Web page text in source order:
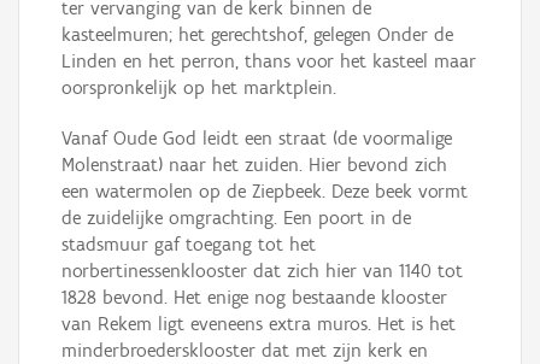
ter vervanging van de kerk binnen de
kasteelmuren; het gerechtshof, gelegen Onder de
Linden en het perron, thans voor het kasteel maar
oorspronkelijk op het marktplein.
Vanaf Oude God leidt een straat (de voormalige
Molenstraat) naar het zuiden. Hier bevond zich
een watermolen op de Ziepbeek. Deze beek vormt
de zuidelijke omgrachting. Een poort in de
stadsmuur gaf toegang tot het
norbertinessenklooster dat zich hier van 1140 tot
1828 bevond. Het enige nog bestaande klooster
van Rekem ligt eveneens extra muros. Het is het
minderbroedersklooster dat met zijn kerk en